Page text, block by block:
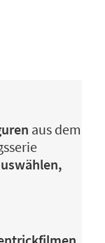
aus dem